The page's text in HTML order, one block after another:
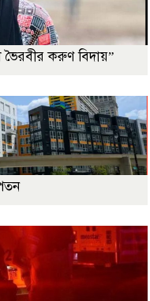
ভৈরবীর করুণ বিদায়”